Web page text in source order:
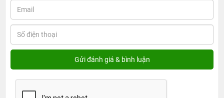
lý tưởng cho những ai làm việc với các tệp dữ liệu nặng,
như video 4K, đồ họa hay phần mềm sáng tạo. iPad Pro
M4 13-inch 2024 mang đến không gian lưu trữ rộng lớn,
giúp bạn xử lý mọi tác vụ mà không lo thiếu dung lượng.
Thiết kế tinh tế, bền bỉ vượt thời gian của iPad Pro
Điều đầu tiên mà người dùng sẽ nhận thấy khi cầm trên